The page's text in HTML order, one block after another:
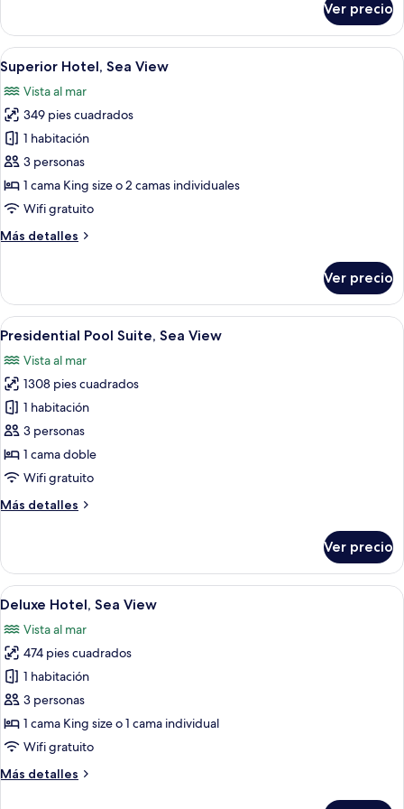
Pool
Suite,
Sea
View
Ver precio
Abrir
todas
las
fotos
de
Superior
Hotel,
Sea
Una habitación de hotel moderna
8
Superior Hotel, Sea View
Vista al mar
349 pies cuadrados
1 habitación
3 personas
1 cama King size o 2 camas individuales
Wifi gratuito
Más detalles
Más
Hotel,
Sea
View
Ver precio
Abrir
todas
las
fotos
de
Presidential
Pool
Suite,
View
Una villa moderna con una gran
13
Presidential Pool Suite, Sea View
Vista al mar
1308 pies cuadrados
1 habitación
3 personas
1 cama doble
Wifi gratuito
Más detalles
Más
Pool
Suite,
Sea
Ver precio
Abrir
todas
las
fotos
de
Deluxe
Hotel,
Sea
Habitación de hotel con una cama
7
Deluxe Hotel, Sea View
Vista al mar
474 pies cuadrados
1 habitación
3 personas
1 cama King size o 1 cama individual
Wifi gratuito
Más detalles
Más